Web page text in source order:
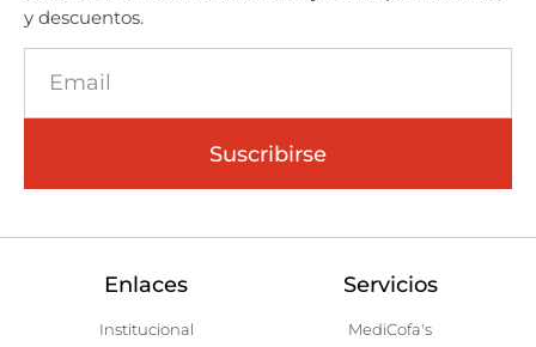
y descuentos.
Suscribirse
Enlaces
Institucional
Servicios
MediCofa's